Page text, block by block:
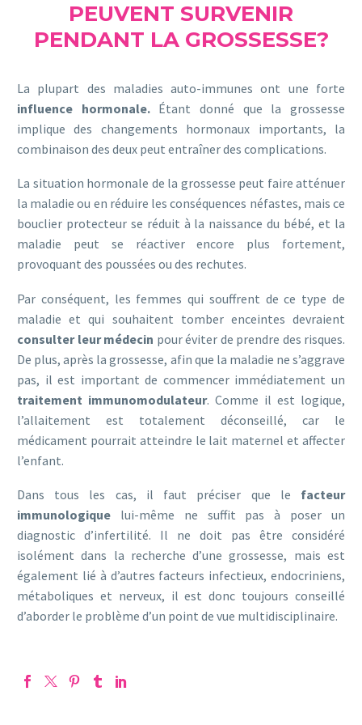
PEUVENT SURVENIR
PENDANT LA GROSSESSE?
La plupart des maladies auto-immunes ont une forte
influence hormonale.Étant donné que la grossesse
implique des changements hormonaux importants, la
combinaison des deux peut entraîner des complications.
La situation hormonale de la grossesse peut faire atténuer
la maladie ou en réduire les conséquences néfastes, mais ce
bouclier protecteur se réduit à la naissance du bébé, et la
maladie peut se réactiver encore plus fortement,
provoquant des poussées ou des rechutes.
Par conséquent, les femmes qui souffrent de ce type de
maladie et qui souhaitent tomber enceintes devraient
consulter leur médecin pour éviter de prendre des risques.
De plus, après la grossesse, afin que la maladie ne s’aggrave
pas, il est important de commencer immédiatement un
traitement immunomodulateur. Comme il est logique,
l’allaitement est totalement déconseillé, car le
médicament pourrait atteindre le lait maternel et affecter
l’enfant.
Dans tous les cas, il faut préciser que le facteur
immunologique lui-même ne suffit pas à poser un
diagnostic d’infertilité. Il ne doit pas être considéré
isolément dans la recherche d’une grossesse, mais est
également lié à d’autres facteurs infectieux, endocriniens,
métaboliques et nerveux, il est donc toujours conseillé
d’aborder le problème d’un point de vue multidisciplinaire.